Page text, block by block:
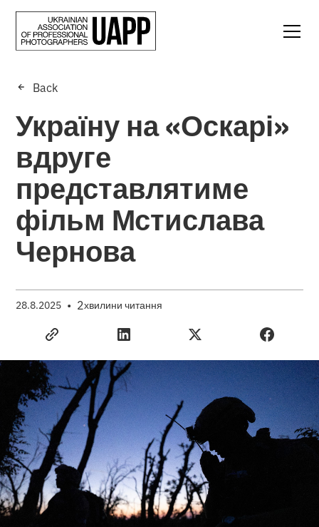
Back
Україну на «Оскарі»
вдруге
представлятиме
фільм Мстислава
Чернова
28.8.2025 • 2хвилини читання